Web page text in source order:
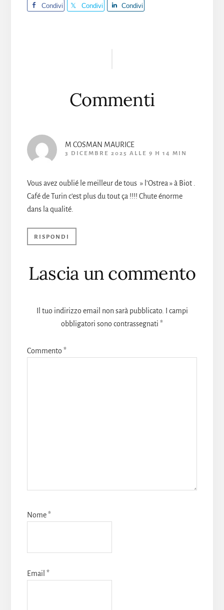
Condivi
Condivi
Condivi
lettoreCommenti
M COSMAN MAURICE
3 DICEMBRE 2025 ALLE 9 H 14 MIN
Vous avez oublié le meilleur de tous » l’Ostrea » à Biot .
Café de Turin c’est plus du tout ça !!!! Chute énorme
dans la qualité.
RISPONDI
Lascia un commento
Il tuo indirizzo email non sarà pubblicato.
I campi
obbligatori sono contrassegnati *
Commento *
Nome*
Email *